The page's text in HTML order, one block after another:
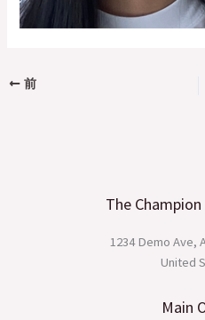
前
The
1234 Demo Ave,
United
Main